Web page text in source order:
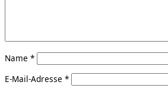
Name *
E-Mail-Adresse *